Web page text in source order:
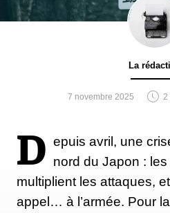
La
7 novembre 2025 2
D epuis avril, une
nord du Japon :
multiplient les attaques,
appel… à l’armée. Pour